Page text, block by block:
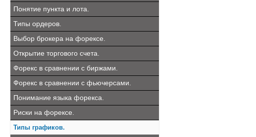
Понятие пункта и лота.
Типы ордеров.
Выбор брокера на форексе.
Открытие торгового счета.
Форекс в сравнении с биржами.
Форекс в сравнении с фьючерсами.
Понимание языка форекса.
Риски на форексе.
Типы графиков.